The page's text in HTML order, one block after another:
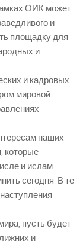
ОИК может
и
площадку для
и
и кадровых
мировой
наших
которые
и ислам.
сегодня. В те
пусть будет
и